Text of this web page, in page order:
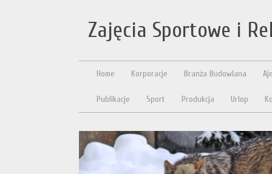
Zajęcia Sportowe i
Home Korporacje Branża Budowlana
Publikacje Sport Produkcja Urlop